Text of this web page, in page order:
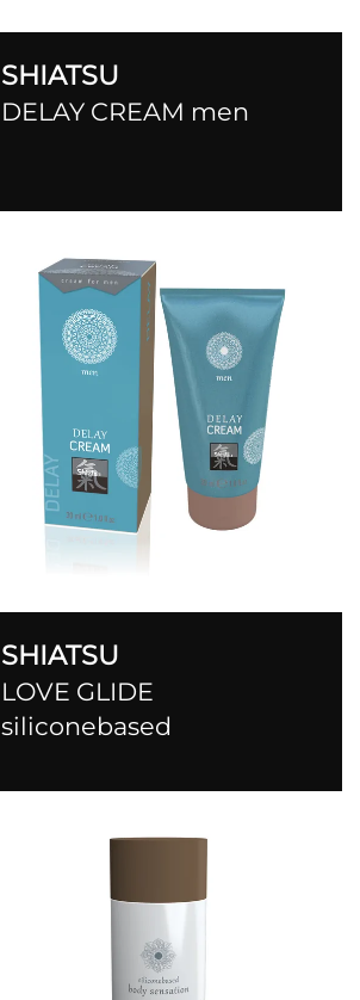
SHIATSU
DELAY CREAM men
SHIATSU
LOVE GLIDE
siliconebased